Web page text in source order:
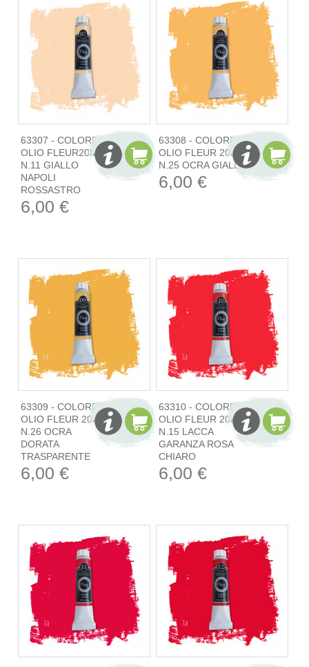
63307 - COLORE
OLIO FLEUR20ML
N.11 GIALLO
NAPOLI
ROSSASTRO
6,00 €
63308 - COLORE
OLIO FLEUR 20ML
N.25 OCRA GIALLA
6,00 €
63309 - COLORE
OLIO FLEUR 20ML
N.26 OCRA
DORATA
TRASPARENTE
6,00 €
63310 - COLORE
OLIO FLEUR 20ML
N.15 LACCA
GARANZA ROSA
CHIARO
6,00 €